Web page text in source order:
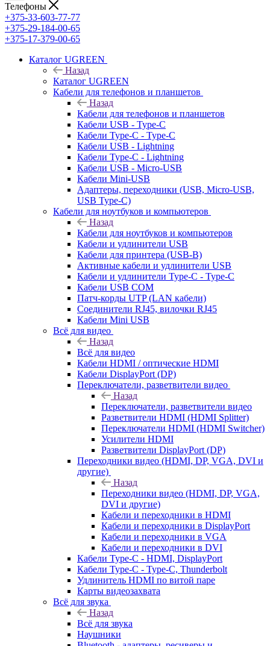
Телефоны
+375-33-603-77-77
+375-29-184-00-65
+375-17-379-00-65
Каталог UGREEN
Назад
Каталог UGREEN
Кабели для телефонов и планшетов
Назад
Кабели для телефонов и планшетов
Кабели USB - Type-C
Кабели Type-C - Type-C
Кабели USB - Lightning
Кабели Type-C - Lightning
Кабели USB - Micro-USB
Кабели Mini-USB
Адаптеры, переходники (USB, Micro-USB,
USB Type-C)
Кабели для ноутбуков и компьютеров
Назад
Кабели для ноутбуков и компьютеров
Кабели и удлинители USB
Кабели для принтера (USB-B)
Активные кабели и удлинители USB
Кабели и удлинители Type-C - Type-C
Кабели USB COM
Патч-корды UTP (LAN кабели)
Соединители RJ45, вилочки RJ45
Кабели Mini USB
Всё для видео
Назад
Всё для видео
Кабели HDMI / оптические HDMI
Кабели DisplayPort (DP)
Переключатели, разветвители видео
Назад
Переключатели, разветвители видео
Разветвители HDMI (HDMI Splitter)
Переключатели HDMI (HDMI Switcher)
Усилители HDMI
Разветвители DisplayPort (DP)
Переходники видео (HDMI, DP, VGA, DVI и
другие)
Назад
Переходники видео (HDMI, DP, VGA,
DVI и другие)
Кабели и переходники в HDMI
Кабели и переходники в DisplayPort
Кабели и переходники в VGA
Кабели и переходники в DVI
Кабели Type-C - HDMI, DisplayPort
Кабели Type-C - Type-C, Thunderbolt
Удлинитель HDMI по витой паре
Карты видеозахвата
Всё для звука
Назад
Всё для звука
Наушники